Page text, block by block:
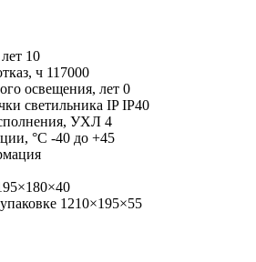
10
ч 117000
освещения, лет 0
светильника IP IP40
УХЛ 4
°С -40 до +45
1210×195×55